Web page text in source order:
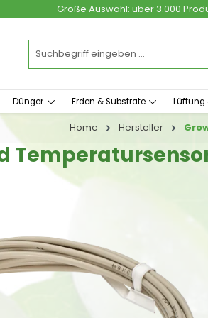
Große Auswahl: über 3.000
Dünger Erden & Substrate Lüftung
Home Hersteller